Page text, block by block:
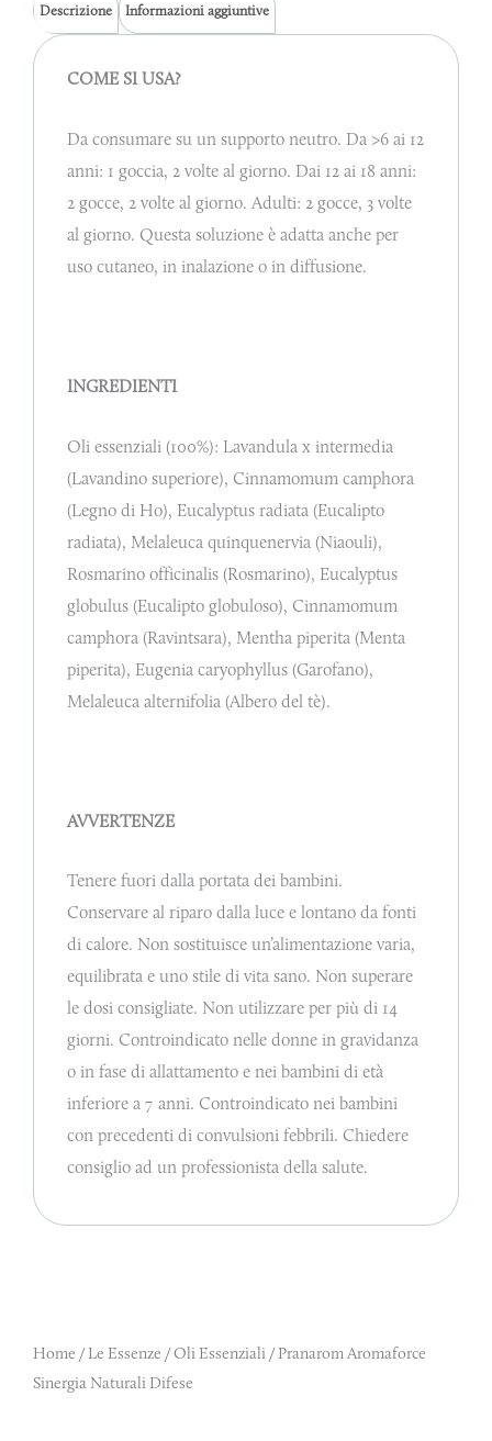
Descrizione Informazioni aggiuntive
COME SI USA?
Da consumare su un supporto neutro. Da >6 ai 12
anni: 1 goccia, 2 volte al giorno. Dai 12 ai 18 anni:
2 gocce, 2 volte al giorno. Adulti: 2 gocce, 3 volte
al giorno. Questa soluzione è adatta anche per
uso cutaneo, in inalazione o in diffusione.
INGREDIENTI
Oli essenziali (100%): Lavandula x intermedia
(Lavandino superiore), Cinnamomum camphora
(Legno di Ho), Eucalyptus radiata (Eucalipto
radiata), Melaleuca quinquenervia (Niaouli),
Rosmarino officinalis (Rosmarino), Eucalyptus
globulus (Eucalipto globuloso), Cinnamomum
camphora (Ravintsara), Mentha piperita (Menta
piperita), Eugenia caryophyllus (Garofano),
Melaleuca alternifolia (Albero del tè).
AVVERTENZE
Tenere fuori dalla portata dei bambini.
Conservare al riparo dalla luce e lontano da fonti
di calore. Non sostituisce un’alimentazione varia,
equilibrata e uno stile di vita sano. Non superare
le dosi consigliate. Non utilizzare per più di 14
giorni. Controindicato nelle donne in gravidanza
o in fase di allattamento e nei bambini di età
inferiore a 7 anni. Controindicato nei bambini
con precedenti di convulsioni febbrili. Chiedere
consiglio ad un professionista della salute.
Home /Le Essenze /Oli Essenziali / Pranarom Aromaforce
Sinergia Naturali Difese